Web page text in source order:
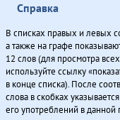
Справка
В списках правых и левых
а также на графе
12 слов (для просмотра
используйте ссылку
в конце списка). После
слова в скобках
его употреблений в данной